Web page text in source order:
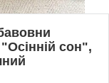
сон",